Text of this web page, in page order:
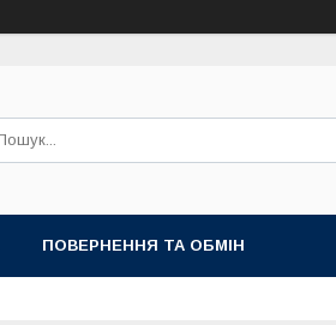
ПОВЕРНЕННЯ ТА ОБМІН